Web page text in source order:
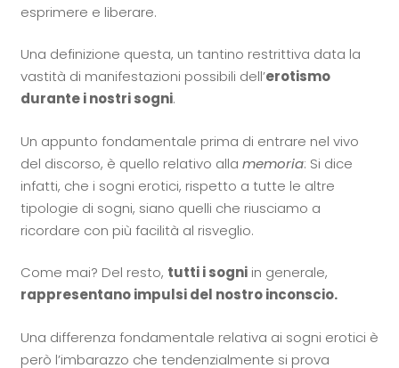
esprimere e liberare.
Una definizione questa, un tantino restrittiva data la
vastità di manifestazioni possibili dell’erotismo
durante i nostri sogni.
Un appunto fondamentale prima di entrare nel vivo
del discorso, è quello relativo alla memoria: Si dice
infatti, che i sogni erotici, rispetto a tutte le altre
tipologie di sogni, siano quelli che riusciamo a
ricordare con più facilità al risveglio.
Come mai? Del resto, tutti i sogniin generale,
rappresentano impulsi del nostro inconscio.
Una differenza fondamentale relativa ai sogni erotici è
però l’imbarazzo che tendenzialmente si prova